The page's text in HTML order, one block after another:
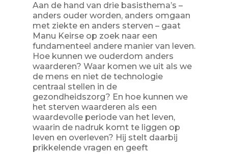
Aan de hand van drie basisthema’s –
anders ouder worden, anders omgaan
met ziekte en anders sterven – gaat
Manu Keirse op zoek naar een
fundamenteel andere manier van leven.
Hoe kunnen we ouderdom anders
waarderen? Waar komen we uit als we
de mens en niet de technologie
centraal stellen in de
gezondheidszorg? En hoe kunnen we
het sterven waarderen als een
waardevolle periode van het leven,
waarin de nadruk komt te liggen op
leven en overleven? Hij stelt daarbij
prikkelende vragen en geeft